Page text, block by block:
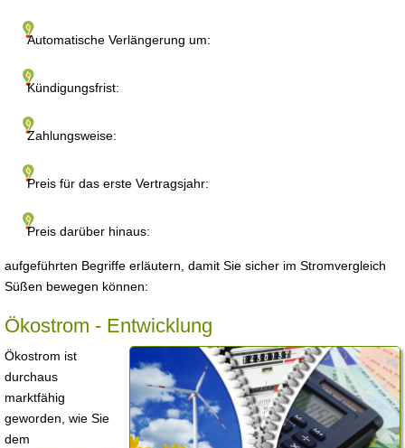
Automatische Verlängerung um:
Kündigungsfrist:
Zahlungsweise:
Preis für das erste Vertragsjahr:
Preis darüber hinaus:
aufgeführten Begriffe erläutern, damit Sie sicher im Stromvergleich
Süßen bewegen können:
Ökostrom - Entwicklung
Ökostrom ist
durchaus
marktfähig
geworden, wie Sie
dem